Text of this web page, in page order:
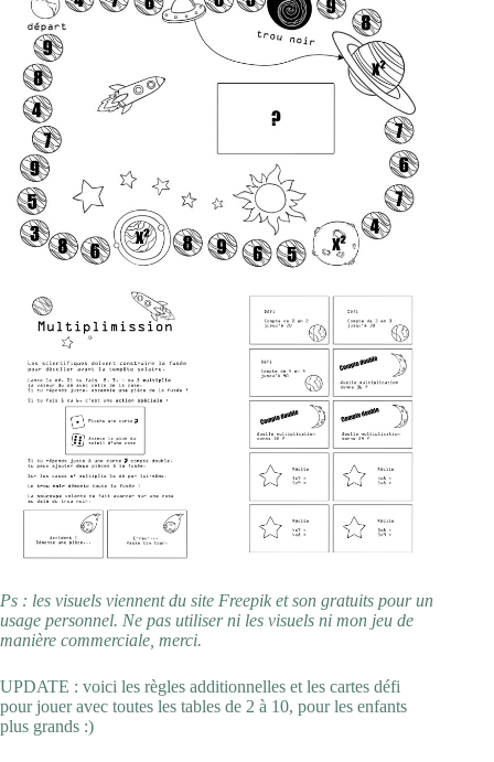
Ps : les visuels viennent du site Freepik et son gratuits pour un
usage personnel. Ne pas utiliser ni les visuels ni mon jeu de
manière commerciale, merci.
UPDATE : voici les règles additionnelles et les cartes défi
pour jouer avec toutes les tables de 2 à 10, pour les enfants
plus grands :)